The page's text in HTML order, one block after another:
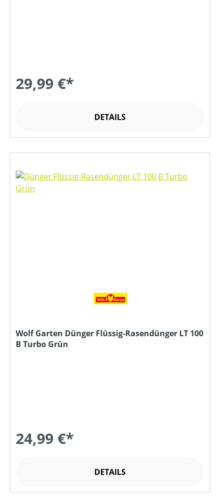
29,99 €*
DETAILS
Wolf Garten Dünger Flüssig-Rasendünger LT 100
B Turbo Grün
24,99 €*
DETAILS